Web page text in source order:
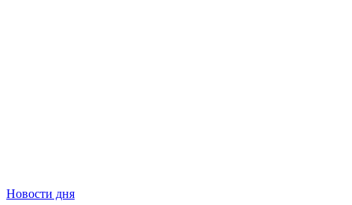
Новости дня